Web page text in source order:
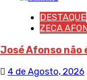
DESTAQUE
ZECA
José Afonso não
4 de Agosto, 2026